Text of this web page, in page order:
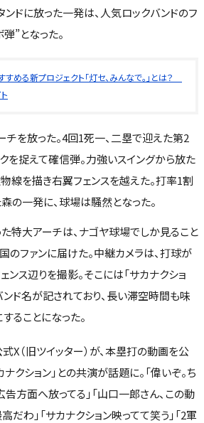
ドに放った一発は、人気ロックバンドのフ
”となった。
すめる新プロジェクト「灯セ、みんなで。」とは？
を放った。4回1死一、二塁で迎えた第2
を捉えて確信弾。力強いスイングから放た
線を描き右翼フェンスを越えた。打率1割
の一発に、球場は騒然となった。
特大アーチは、ナゴヤ球場でしか見ること
のファンに届けた。中継カメラは、打球が
ンス辺りを撮影。そこには「サカナクショ
ンド名が記されており、長い滞空時間も味
ることになった。
（旧ツイッター）が、本塁打の動画を公
クション」との共演が話題に。「偉いぞ。ち
告方面へ放ってる」「山口一郎さん、この動
だわ」「サカナクション映ってて笑う」「2軍